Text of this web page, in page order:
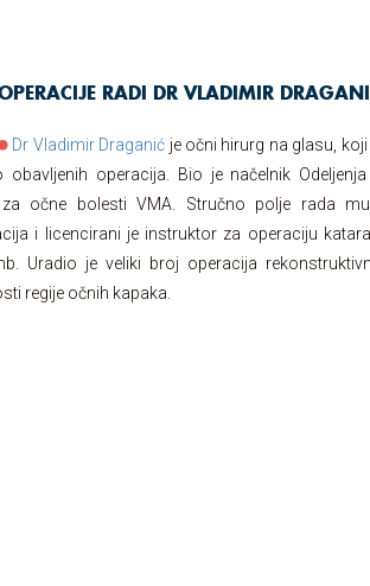
RADI DR VLADIMIR
Dr Vladimir Draganić je očni hirurg na glasu, koji
operacija. Bio je načelnik
očne bolesti VMA. Stručno polje rada
i licencirani je instruktor za operaciju
Uradio je veliki broj operacija
regije očnih kapaka.